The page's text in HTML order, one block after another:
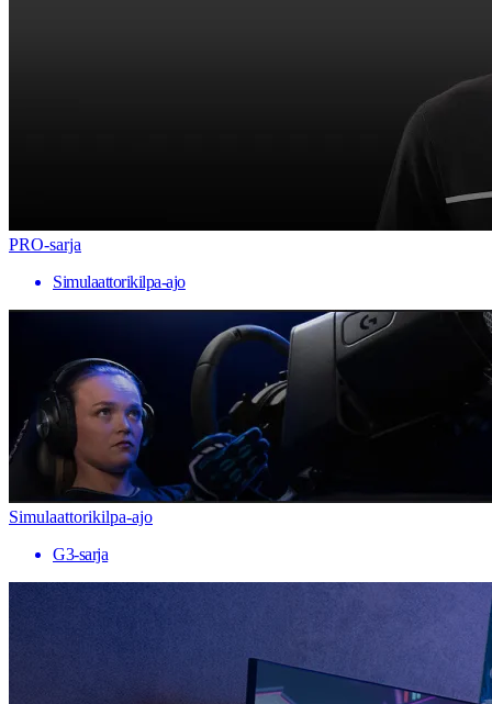
PRO-sarja
Simulaattorikilpa-ajo
Simulaattorikilpa-ajo
G3-sarja